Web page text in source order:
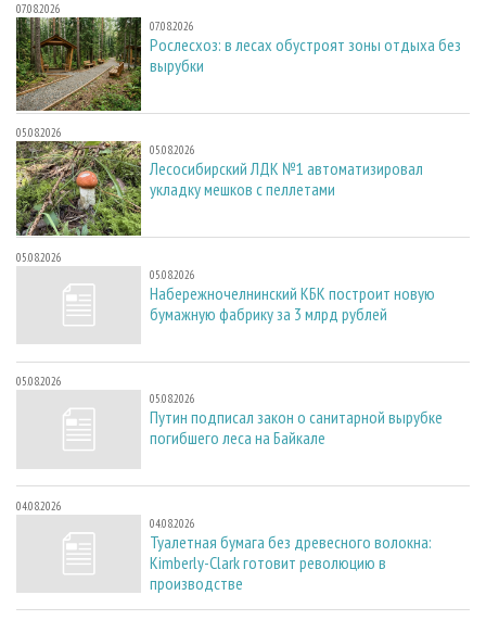
07.08.2026
07.08.2026
Рослесхоз: в лесах обустроят зоны отдыха без
вырубки
05.08.2026
05.08.2026
Лесосибирский ЛДК №1 автоматизировал
укладку мешков с пеллетами
05.08.2026
05.08.2026
Набережночелнинский КБК построит новую
бумажную фабрику за 3 млрд рублей
05.08.2026
05.08.2026
Путин подписал закон о санитарной вырубке
погибшего леса на Байкале
04.08.2026
04.08.2026
Туалетная бумага без древесного волокна:
Kimberly-Clark готовит революцию в
производстве